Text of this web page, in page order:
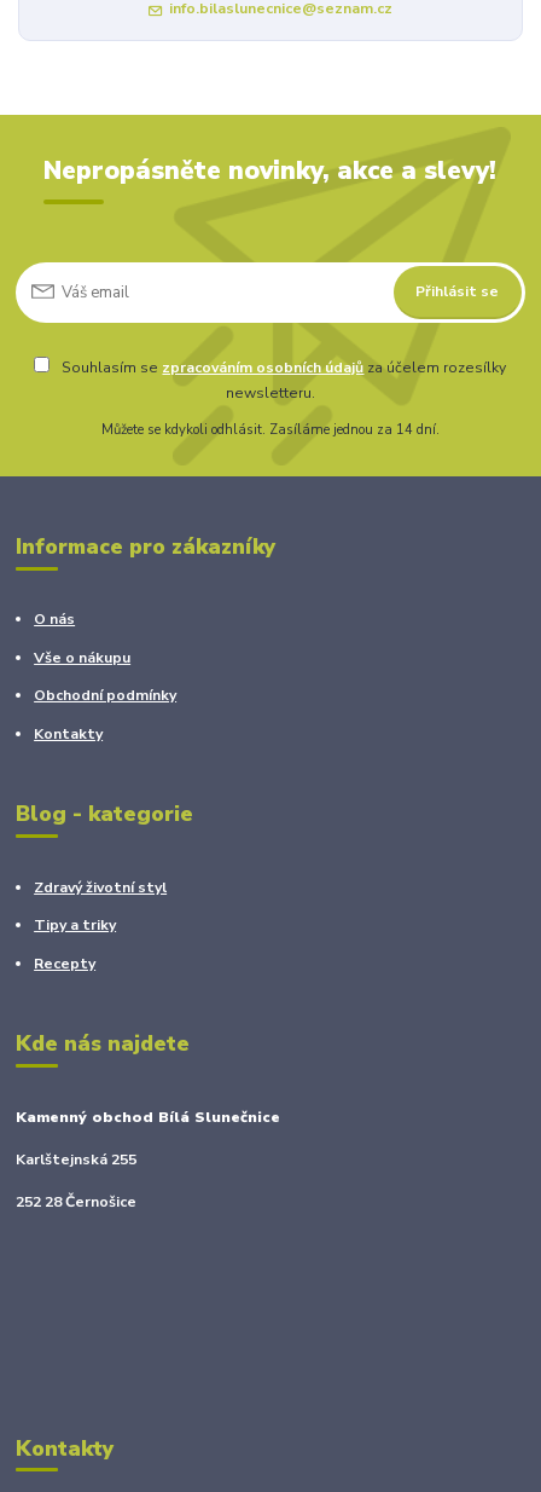
info.bilaslunecnice@seznam.cz
Nepropásněte novinky, akce a slevy!
Přihlásit se
Souhlasím se zpracováním osobních údajů za účelem rozesílky
newsletteru.
Můžete se kdykoli odhlásit. Zasíláme jednou za 14 dní.
Informace pro zákazníky
O nás
Vše o nákupu
Obchodní podmínky
Kontakty
Blog - kategorie
Zdravý životní styl
Tipy a triky
Recepty
Kde nás najdete
Kamenný obchod Bílá Slunečnice
Karlštejnská 255
252 28 Černošice
Kontakty